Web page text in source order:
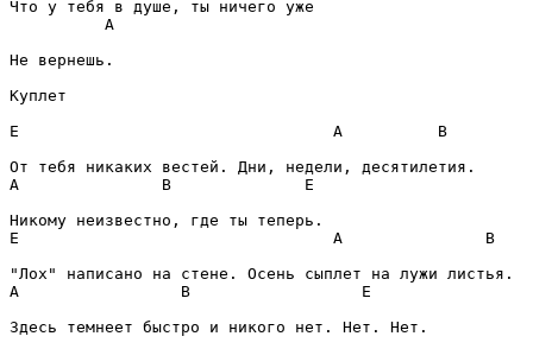
A
Не вернешь.
Куплет
E
A
B
A
B
E
E
A
B
A
B
E
Здесь темнеет быстро и никого нет. Нет. Нет.